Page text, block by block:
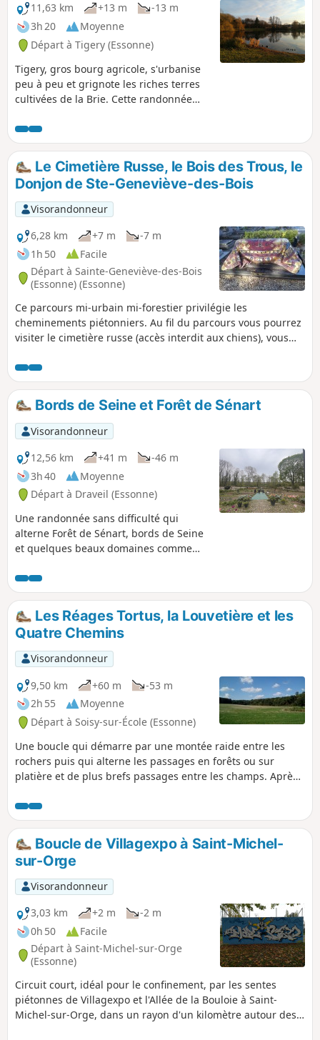
11,63 km
+13 m
-13 m
3h 20
Moyenne
Départ à Tigery (Essonne)
Tigery, gros bourg agricole, s'urbanise
peu à peu et grignote les riches terres
cultivées de la Brie. Cette randonnée
ce bourg, puis rejoint à travers champs
et forêt, le Ru des Hauldres qu'on
remonte jusqu'à une zone humide avec
ses étangs, sa faune, et sa flore. Le
retour s'effectue en traversant une
roselière, puis en redescendant le ru
qui serpente dans la Forêt Domaniale de
Sénart jusqu'au Lac de Tigery.
Le Cimetière Russe, le Bois des Trous, le
Donjon de Ste-Geneviève-des-Bois
Visorandonneur
6,28 km
+7 m
-7 m
1h 50
Facile
Départ à Sainte-Geneviève-des-Bois
(Essonne) (Essonne)
Ce parcours mi-urbain mi-forestier privilégie les
cheminements piétonniers. Au fil du parcours vous pourrez
visiter le cimetière russe (accès interdit aux chiens), vous
vous admirerez le majestueux donjon et ses parterres de
fleurs, et vous ne manquerez pas de visiter la grotte
miraculeuse de Sainte Geneviève... Une promenade sans
difficulté et un bon moment en perspective.
Bords de Seine et Forêt de Sénart
Visorandonneur
12,56 km
+41 m
-46 m
3h 40
Moyenne
Départ à Draveil (Essonne)
Une randonnée sans difficulté qui
alterne Forêt de Sénart, bords de Seine
et quelques beaux domaines comme
le Parc du Grand Veneur à Soisy-sur-
Seine.Faire attention aux horaires
d'ouverture du jardin public. De plus, le
parc est fermé en période de tempête.
Les Réages Tortus, la Louvetière et les
Quatre Chemins
Visorandonneur
9,50 km
+60 m
-53 m
2h 55
Moyenne
Départ à Soisy-sur-École (Essonne)
Une boucle qui démarre par une montée raide entre les
rochers puis qui alterne les passages en forêts ou sur
platière et de plus brefs passages entre les champs. Après
la large banquette herbeuse de l'aqueduc souterrain de la
Vanne et du Loing.
Boucle de Villagexpo à Saint-Michel-
sur-Orge
Visorandonneur
3,03 km
+2 m
-2 m
0h 50
Facile
Départ à Saint-Michel-sur-Orge
(Essonne)
Circuit court, idéal pour le confinement, par les sentes
piétonnes de Villagexpo et l'Allée de la Bouloie à Saint-
Michel-sur-Orge, dans un rayon d'un kilomètre autour des